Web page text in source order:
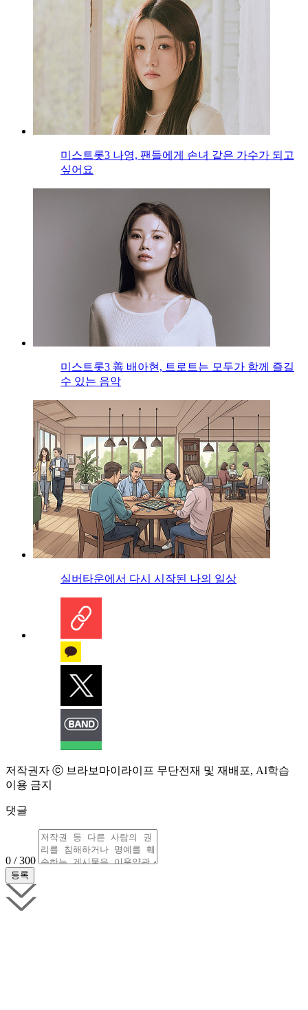
미스트롯3 나영, 팬들에게 손녀 같은 가수가 되고
싶어요
미스트롯3 善 배아현, 트로트는 모두가 함께 즐길
수 있는 음악
실버타운에서 다시 시작된 나의 일상
저작권자 ⓒ 브라보마이라이프 무단전재 및 재배포, AI학습
이용 금지
댓글
0 / 300